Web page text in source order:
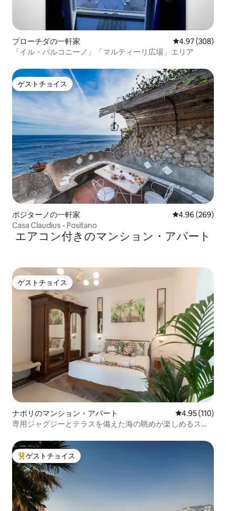
プローチダの一軒家 レビュー308
4.97 (308)
「イル・バルコニーノ」「マルティーリ広場」エリア
ゲストチョイス
ゲストチョイス
ポジターノの一軒家 レビュー269
4.96 (269)
Casa Claudius - Positano
エアコン付きのマンション・アパート
ゲストチョイス
ゲストチョイス
ナポリのマンション・アパート レビュー110
4.95 (110)
専用ジャグジーとテラスを備えた海の眺めが楽しめるスイ
大好評のゲストチョイスです。
ゲストチョイス